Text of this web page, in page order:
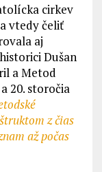
cirkev
vtedy čeliť
aj
Dušan
a Metod
20. storočia
z čias
až počas